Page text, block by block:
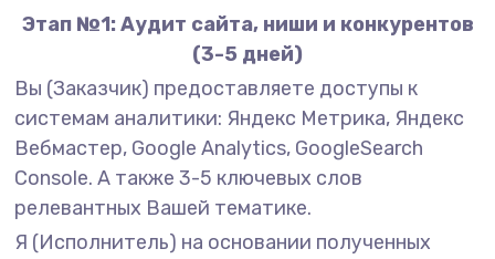
Этап №1: Аудит сайта, ниши и конкурентов
(3-5 дней)
Вы (Заказчик) предоставляете доступы к
системам аналитики: Яндекс Метрика, Яндекс
Вебмастер, Google Analytics, GoogleSearch
Console. А также 3-5 ключевых слов
релевантных Вашей тематике.
Я (Исполнитель) на основании полученных